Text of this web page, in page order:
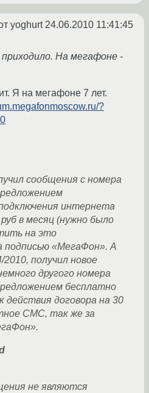
yoghurt24.06.2010 11:41:45
На мегафоне -
Я на мегафоне 7 лет.
?
сообщения с номера
интернета
в месяц (нужно было
на это
подписью «МегаФон». А
2010, получил новое
другого номера
бесплатно
действия договора на 30
СМС, так же за
не являются